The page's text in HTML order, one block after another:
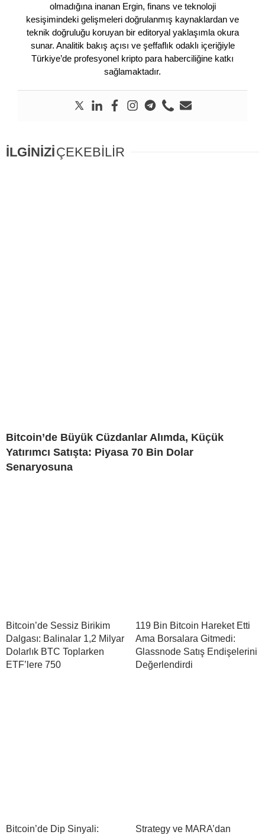
olmadığına inanan Ergin, finans ve teknoloji
kesişimindeki gelişmeleri doğrulanmış kaynaklardan ve
teknik doğruluğu koruyan bir editoryal yaklaşımla okura
sunar. Analitik bakış açısı ve şeffaflık odaklı içeriğiyle
Türkiye’de profesyonel kripto para haberciliğine katkı
sağlamaktadır.
İLGİNİZİÇEKEBİLİR
Bitcoin’de Büyük Cüzdanlar Alımda, Küçük
Yatırımcı Satışta: Piyasa 70 Bin Dolar
Senaryosuna
Bitcoin’de Sessiz Birikim
Dalgası: Balinalar 1,2 Milyar
Dolarlık BTC Toplarken
ETF’lere 750
119 Bin Bitcoin Hareket Etti
Ama Borsalara Gitmedi:
Glassnode Satış Endişelerini
Değerlendirdi
Bitcoin’de Dip Sinyali:
Strategy ve MARA’dan